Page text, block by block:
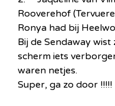
Rooverehof
Ronya had bij
Bij de Sendaway
scherm iets
waren netjes.
Super, ga zo door !!!!!